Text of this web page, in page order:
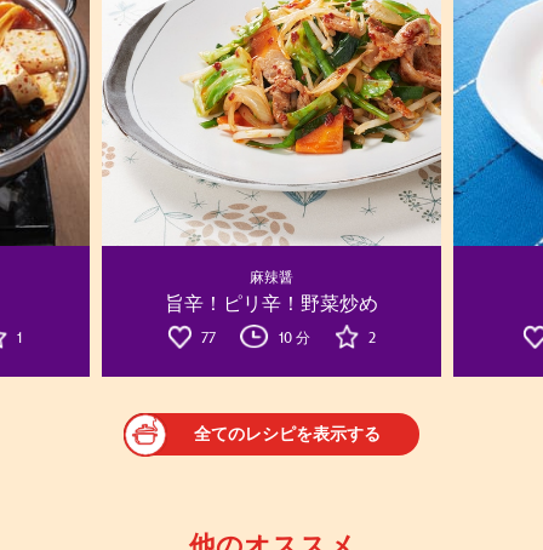
1
麻辣醤
旨辛！ピリ辛！野菜炒め
77 10 分 2
全てのレシピを表示する